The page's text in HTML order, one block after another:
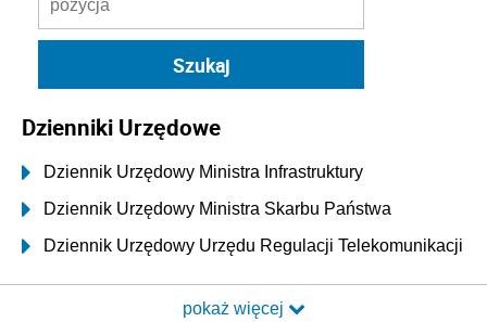
Dzienniki Urzędowe
Dziennik Urzędowy Ministra Infrastruktury
Dziennik Urzędowy Ministra Skarbu Państwa
Dziennik Urzędowy Urzędu Regulacji Telekomunikacji
Dziennik Urzędowy Ministra Transportu i Budownictwa
pokaż więcej